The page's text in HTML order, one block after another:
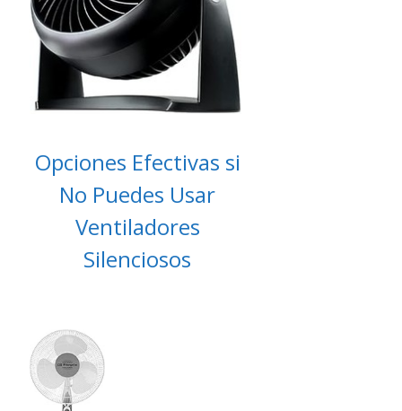
Opciones Efectivas si
No Puedes Usar
Ventiladores
Silenciosos